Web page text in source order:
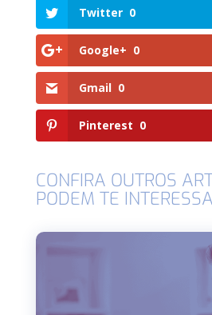
Twitter 0
Google+ 0
Gmail 0
Pinterest 0
CONFIRA OUTROS
PODEM TE